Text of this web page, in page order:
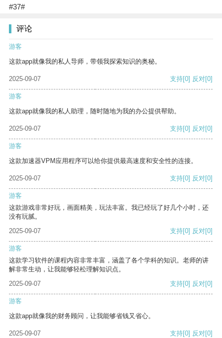
#37#
评论
游客
这款app就像我的私人导师，带领我探索知识的奥秘。
2025-09-07 支持[0] 反对[0]
游客
这款app就像我的私人助理，随时随地为我的办公提供帮助。
2025-09-07 支持[0] 反对[0]
游客
这款加速器VPM应用程序可以给你提供最高速度和安全性的连接。
2025-09-07 支持[0] 反对[0]
游客
这款游戏非常好玩，画面精美，玩法丰富。我已经玩了好几个小时，还
没有玩腻。
2025-09-07
支持[0] 反对[0]
游客
这款学习软件的课程内容非常丰富，涵盖了各个学科的知识。老师的讲
解非常生动，让我能够轻松理解知识点。
2025-09-07
支持[0] 反对[0]
游客
这款app就像我的财务顾问，让我能够省钱又省心。
2025-09-07 支持[0] 反对[0]